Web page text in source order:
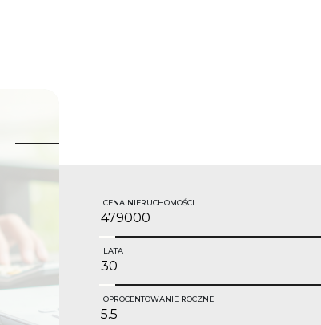
CENA NIERUCHOMOŚCI
LATA
OPROCENTOWANIE ROCZNE